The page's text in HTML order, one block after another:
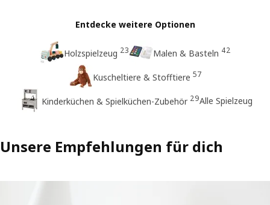
Entdecke weitere Optionen
Holzspielzeug 23 Malen & Basteln 42
Kuscheltiere & Stofftiere 57
Kinderküchen & Spielküchen-Zubehör 29Alle Spielzeug
Unsere Empfehlungen für dich